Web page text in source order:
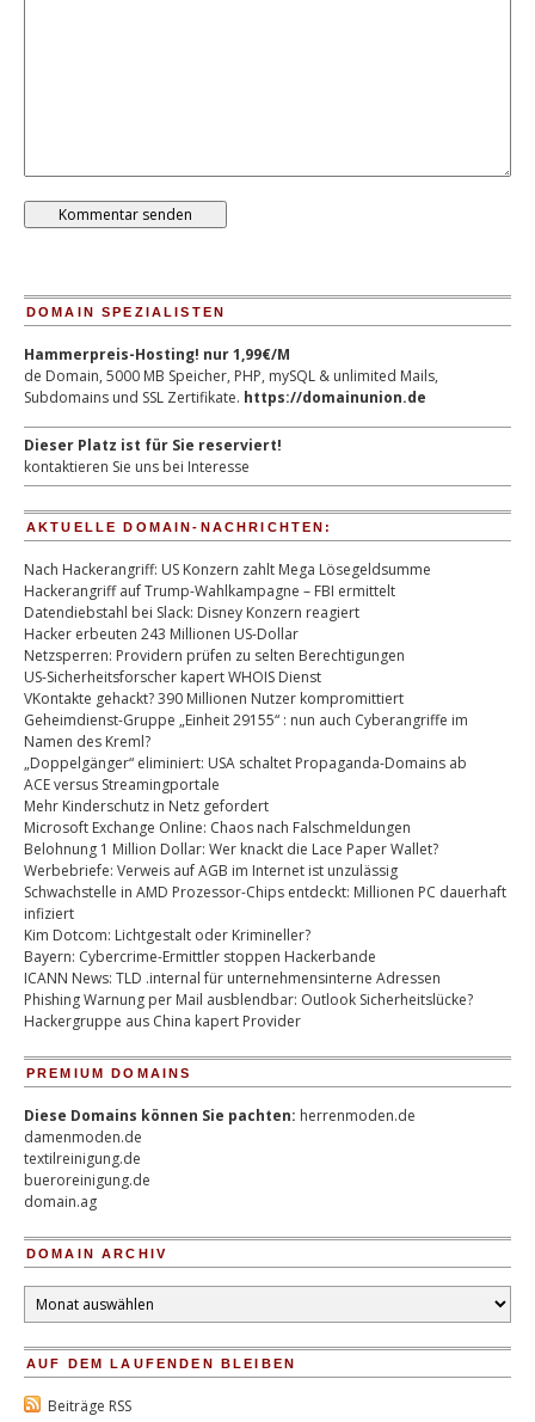
DOMAIN SPEZIALISTEN
Hammerpreis-Hosting! nur 1,99€/M
de Domain, 5000 MB Speicher, PHP, mySQL & unlimited Mails,
Subdomains und SSL Zertifikate. https://domainunion.de
Dieser Platz ist für Sie reserviert!
kontaktieren Sie uns bei Interesse
AKTUELLE DOMAIN-NACHRICHTEN:
Nach Hackerangriff: US Konzern zahlt Mega Lösegeldsumme
Hackerangriff auf Trump-Wahlkampagne – FBI ermittelt
Datendiebstahl bei Slack: Disney Konzern reagiert
Hacker erbeuten 243 Millionen US-Dollar
Netzsperren: Providern prüfen zu selten Berechtigungen
US-Sicherheitsforscher kapert WHOIS Dienst
VKontakte gehackt? 390 Millionen Nutzer kompromittiert
Geheimdienst-Gruppe „Einheit 29155“ : nun auch Cyberangriffe im
Namen des Kreml?
„Doppelgänger“ eliminiert: USA schaltet Propaganda-Domains ab
ACE versus Streamingportale
Mehr Kinderschutz in Netz gefordert
Microsoft Exchange Online: Chaos nach Falschmeldungen
Belohnung 1 Million Dollar: Wer knackt die Lace Paper Wallet?
Werbebriefe: Verweis auf AGB im Internet ist unzulässig
Schwachstelle in AMD Prozessor-Chips entdeckt: Millionen PC dauerhaft
infiziert
Kim Dotcom: Lichtgestalt oder Krimineller?
Bayern: Cybercrime-Ermittler stoppen Hackerbande
ICANN News: TLD .internal für unternehmensinterne Adressen
Phishing Warnung per Mail ausblendbar: Outlook Sicherheitslücke?
Hackergruppe aus China kapert Provider
PREMIUM DOMAINS
Diese Domains können Sie pachten: herrenmoden.de
damenmoden.de
textilreinigung.de
bueroreinigung.de
domain.ag
DOMAIN ARCHIV
Domain
Archiv
AUF DEM LAUFENDEN BLEIBEN
Beiträge RSS